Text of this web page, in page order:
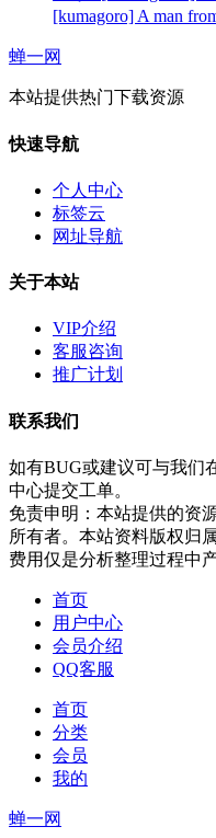
[kumagoro] A man
蝉一网
本站提供热门下载资源
快速导航
个人中心
标签云
网址导航
关于本站
VIP介绍
客服咨询
推广计划
联系我们
如有BUG或建议可与我们
中心提交工单。
免责申明：本站提供的资
所有者。本站资料版权归
费用仅是分析整理过程中
首页
用户中心
会员介绍
QQ客服
首页
分类
会员
我的
蝉一网